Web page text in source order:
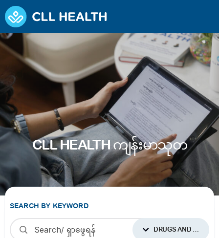
CLL HEALTH ကျန်းမာသုတ
SEARCH BY KEYWORD
DRUGS AND SUPPLEMENTS